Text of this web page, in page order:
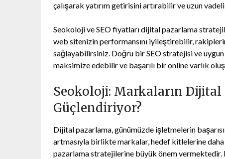
çalışarak yatırım getirisini artırabilir ve uzun
Seokoloji ve SEO fiyatları dijital pazarlama
web sitenizin performansını iyileştirebilir,
sağlayabilirsiniz. Doğru bir SEO stratejisi ve
maksimize edebilir ve başarılı bir online varlık
Seokoloji: Markaların
Güçlendiriyor?
Dijital pazarlama, günümüzde işletmelerin
artmasıyla birlikte markalar, hedef kitlelerine
pazarlama stratejilerine büyük önem